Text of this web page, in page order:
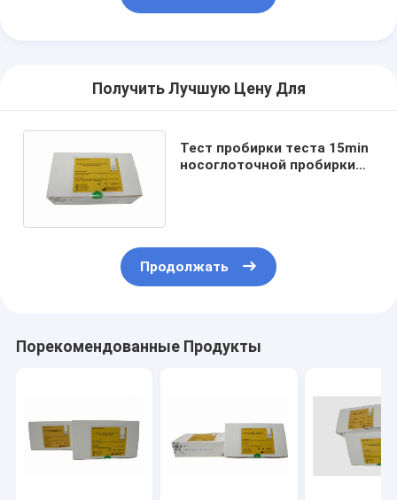
Получить Лучшую Цену Для
Тест пробирки теста 15min
носоглоточной пробирки
Продолжать
Порекомендованные Продукты